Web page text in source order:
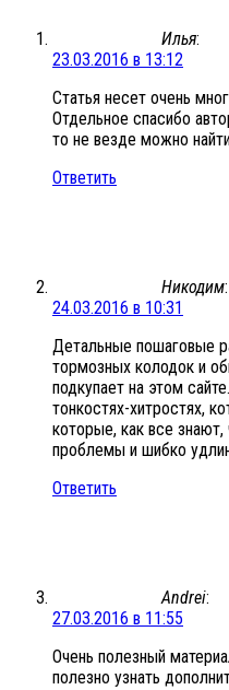
Илья:
23.03.2016 в 13:12
Статья несет очень
Отдельное спасибо
то не везде можно
Ответить
Никодим:
24.03.2016 в 10:31
Детальные пошаговые
тормозных колодок и
подкупает на этом
тонкостях-хитростях,
которые, как все
проблемы и шибко
Ответить
Andrei:
27.03.2016 в 11:55
Очень полезный
полезно узнать